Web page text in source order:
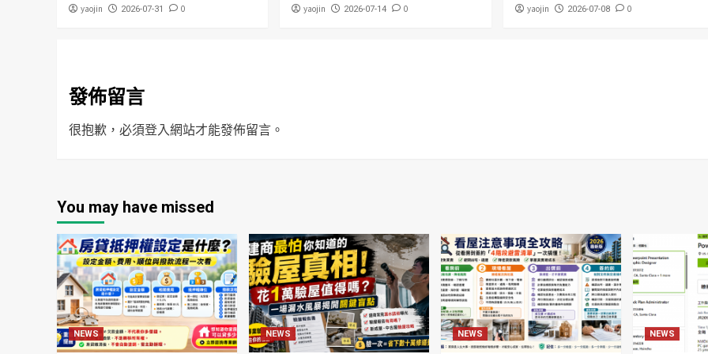
yaojin 2026-07-31 0 yaojin 2026-07-14 0 yaojin 2026-07-08 0
發佈留言
很抱歉，必須登入網站才能發佈留言。
You may have missed
NEWS NEWS NEWS NEWS